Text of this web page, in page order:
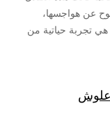
عن هواجسها،
تجربة حياتية من